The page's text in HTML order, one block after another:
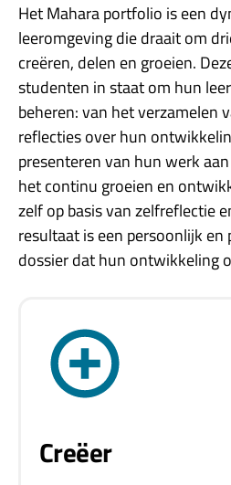
Het Mahara portfolio is een
leeromgeving die draait om
creëren, delen en groeien.
studenten in staat om hun
beheren: van het verzamelen
reflecties over hun
presenteren van hun werk
het continu groeien en
zelf op basis van zelfreflectie
resultaat is een persoonlijk
dossier dat hun ontwikkeling
Creëer